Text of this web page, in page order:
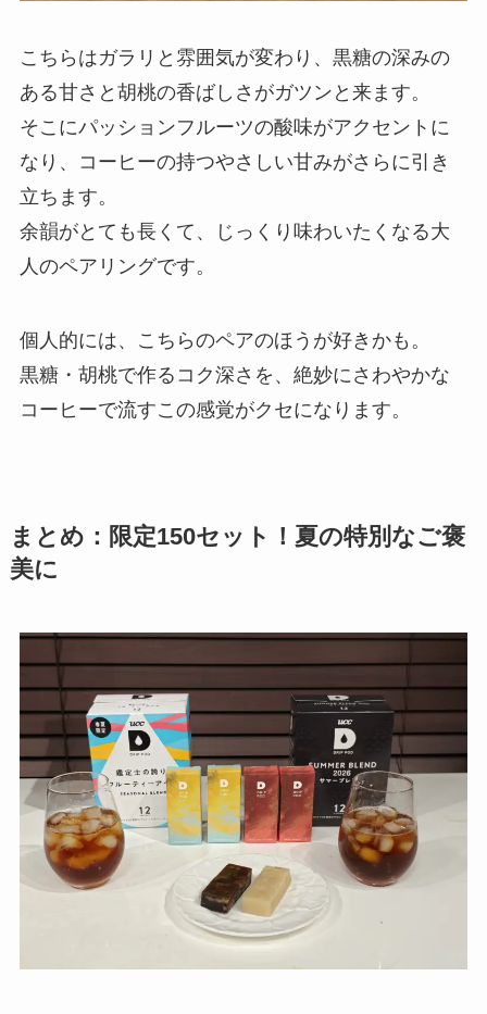
こちらはガラリと雰囲気が変わり、黒糖の深みの
ある甘さと胡桃の香ばしさがガツンと来ます。
そこにパッションフルーツの酸味がアクセントに
なり、コーヒーの持つやさしい甘みがさらに引き
立ちます。
余韻がとても長くて、じっくり味わいたくなる大
人のペアリングです。
個人的には、こちらのペアのほうが好きかも。
黒糖・胡桃で作るコク深さを、絶妙にさわやかな
コーヒーで流すこの感覚がクセになります。
まとめ：限定150セット！夏の特別なご褒
美に